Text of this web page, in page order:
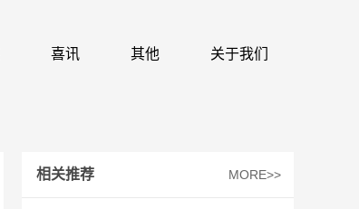
喜讯 其他 关于我们
相关推荐 MORE>>